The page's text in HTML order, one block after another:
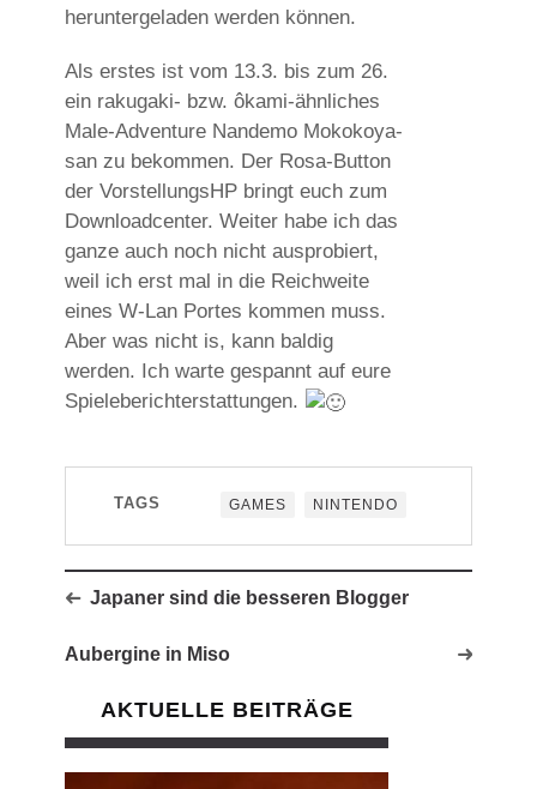
heruntergeladen werden können.
Als erstes ist vom 13.3. bis zum 26.
ein rakugaki- bzw. ôkami-ähnliches
Male-Adventure Nandemo Mokokoya-
san zu bekommen. Der Rosa-Button
der VorstellungsHP bringt euch zum
Downloadcenter. Weiter habe ich das
ganze auch noch nicht ausprobiert,
weil ich erst mal in die Reichweite
eines W-Lan Portes kommen muss.
Aber was nicht is, kann baldig
werden. Ich warte gespannt auf eure
Spieleberichterstattungen.
TAGS GAMES NINTENDO
Japaner sind die besseren Blogger
Aubergine in Miso
AKTUELLE BEITRÄGE